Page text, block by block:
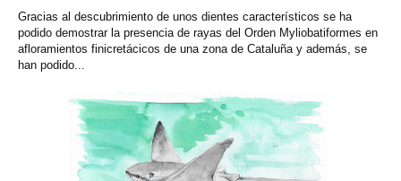
Gracias al descubrimiento de unos dientes característicos se ha
podido demostrar la presencia de rayas del Orden Myliobatiformes en
afloramientos finicretácicos de una zona de Cataluña y además, se
han podido...